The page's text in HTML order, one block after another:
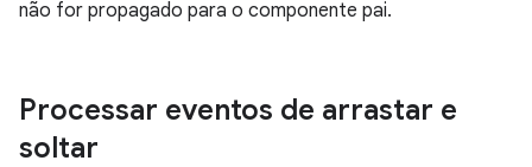
não for propagado para o componente pai.
Processar eventos de arrastar e
soltar